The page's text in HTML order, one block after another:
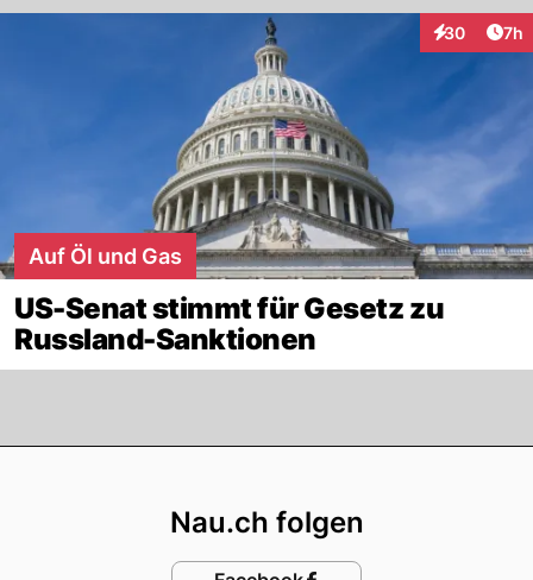
30
Interaktionen
7h
Auf Öl und Gas
US-Senat stimmt für Gesetz zu
Russland-Sanktionen
Nau.ch folgen